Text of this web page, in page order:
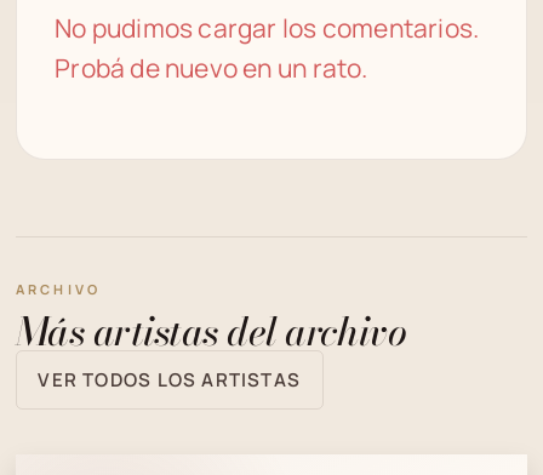
No pudimos cargar los comentarios.
Probá de nuevo en un rato.
ARCHIVO
Más artistas del archivo
VER TODOS LOS ARTISTAS